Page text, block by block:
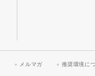
メルマガ 推奨環境に